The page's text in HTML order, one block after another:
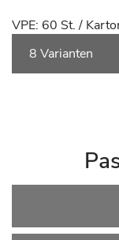
VPE: 60 St. /
8 Varianten